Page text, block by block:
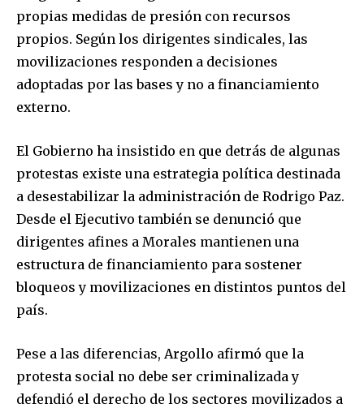
To subscribe, simply enter your email address on our website
or click the subscribe button below. Don't worry, we respect
your privacy and won't spam your inbox. Your information is
safe with us.
SUBSCRIBE
propias medidas de presión con recursos
propios. Según los dirigentes sindicales, las
movilizaciones responden a decisiones
adoptadas por las bases y no a financiamiento
externo.
El Gobierno ha insistido en que detrás de algunas
protestas existe una estrategia política destinada
a desestabilizar la administración de Rodrigo Paz.
Desde el Ejecutivo también se denunció que
dirigentes afines a Morales mantienen una
estructura de financiamiento para sostener
bloqueos y movilizaciones en distintos puntos del
país.
Pese a las diferencias, Argollo afirmó que la
protesta social no debe ser criminalizada y
defendió el derecho de los sectores movilizados a